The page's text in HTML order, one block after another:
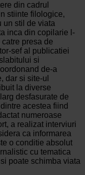
din cadrul
stiinte filologice,
un stil de viata
inca din copilarie l-
presa de
sef al publicatiei
si
de-a
dar si site-ul
la diverse
desfasurate de
acestea fiind
numeroase
a realizat interviuri
ca informarea
o conditie absolut
cu tematica
poate schimba viata